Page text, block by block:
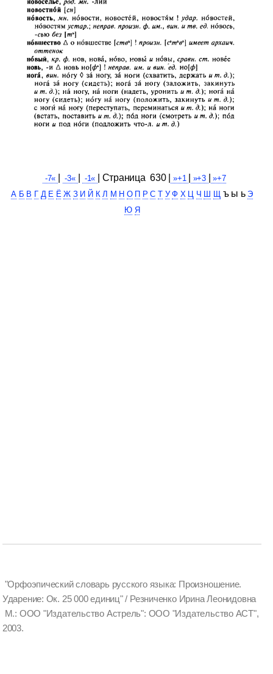
-7« | -3« | -1« | Cтраница 630 | »+1 | »+3 | »+7
А Б В Г Д Е Ё Ж З И Й К Л М Н О П Р С Т У Ф Х Ц Ч Ш Щ ъ ы ь Э
Ю Я
"Орфоэпический словарь русского языка: Произношение.
Ударение: Ок. 25 000 единиц" / Резниченко Ирина Леонидовна
М.: ООО "Издательство Астрель": ООО "Издательство АСТ",
2003.